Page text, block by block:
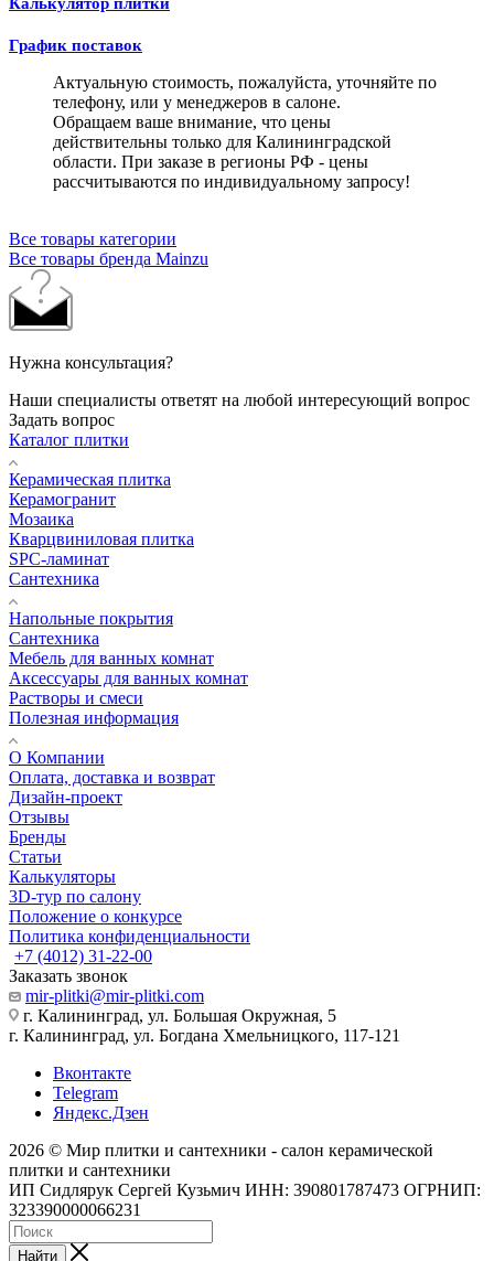
График поставок
Актуальную стоимость, пожалуйста, уточняйте по
телефону, или у менеджеров в салоне.
Обращаем ваше внимание, что цены
действительны только для Калининградской
области. При заказе в регионы РФ - цены
рассчитываются по индивидуальному запросу!
Все товары категории
Все товары бренда Mainzu
Нужна консультация?
Наши специалисты ответят на любой интересующий вопрос
Задать вопрос
Каталог плитки
Керамическая плитка
Керамогранит
Мозаика
Кварцвиниловая плитка
SPC-ламинат
Сантехника
Напольные покрытия
Сантехника
Мебель для ванных комнат
Аксессуары для ванных комнат
Растворы и смеси
Полезная информация
О Компании
Оплата, доставка и возврат
Дизайн-проект
Отзывы
Бренды
Статьи
Калькуляторы
3D-тур по салону
Положение о конкурсе
Политика конфиденциальности
+7 (4012) 31-22-00
Заказать звонок
mir-plitki@mir-plitki.com
г. Калининград, ул. Большая Окружная, 5
г. Калининград, ул. Богдана Хмельницкого, 117-121
Вконтакте
Telegram
Яндекс.Дзен
2026 © Мир плитки и сантехники - салон керамической
плитки и сантехники
ИП Сидлярук Сергей Кузьмич ИНН: 390801787473 ОГРНИП:
323390000066231
Найти